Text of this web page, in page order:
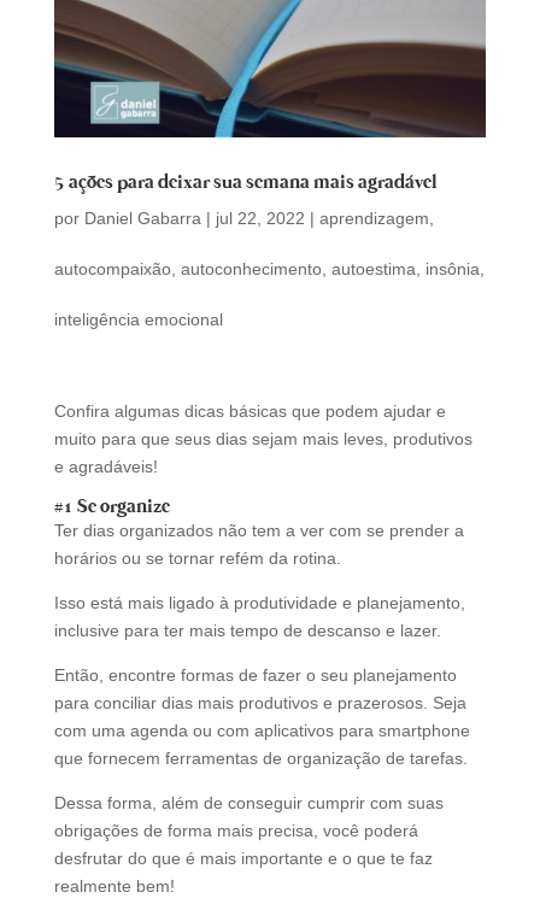
5 ações para deixar sua semana mais agradável
por Daniel Gabarra | jul 22, 2022 | aprendizagem
autocompaixão, autoconhecimento, autoestima insônia
inteligência emocional
Confira algumas dicas básicas que podem ajudar e
muito para que seus dias sejam mais leves, produtivos
e agradáveis!
#1 Se organize
Ter dias organizados não tem a ver com se prender a
horários ou se tornar refém da rotina.
Isso está mais ligado à produtividade e planejamento,
inclusive para ter mais tempo de descanso e lazer.
Então, encontre formas de fazer o seu planejamento
para conciliar dias mais produtivos e prazerosos. Seja
com uma agenda ou com aplicativos para smartphone
que fornecem ferramentas de organização de tarefas.
Dessa forma, além de conseguir cumprir com suas
obrigações de forma mais precisa, você poderá
desfrutar do que é mais importante e o que te faz
realmente bem!